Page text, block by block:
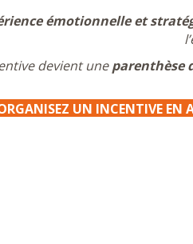
émotionnelle et
devient uneparenthèse
UN INCENTIVE EN